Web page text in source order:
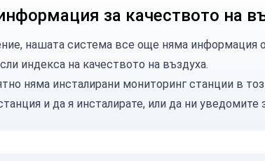
за качеството на
нашата система все още няма информация
индекса на качеството на въздуха.
няма инсталирани мониторинг станции в
и да я инсталирате, или да ни уведомите